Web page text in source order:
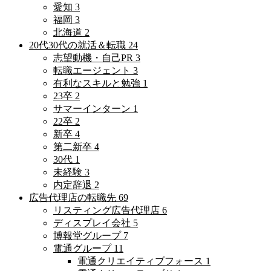
愛知 3
福岡 3
北海道 2
20代30代の就活＆転職 24
志望動機・自己PR 3
転職エージェント 3
有利なスキルと勉強 1
23卒 2
サマーインターン 1
22卒 2
新卒 4
第二新卒 4
30代 1
未経験 3
内定辞退 2
広告代理店の転職先 69
リスティング広告代理店 6
ディスプレイ会社 5
博報堂グループ 7
電通グループ 11
電通クリエイティブフォース 1